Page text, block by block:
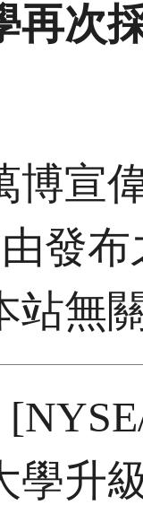
再次
博宣
由發
站無
學升